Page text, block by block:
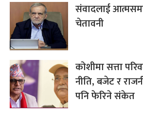
संवादलाई
चेतावनी
कोशीमा सत्ता
नीति, बजेट र
पनि फेरिने संकेत